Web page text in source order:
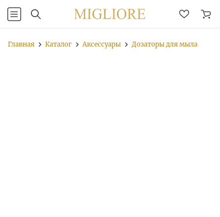
Главная Каталог Аксессуары Дозаторы для мыла